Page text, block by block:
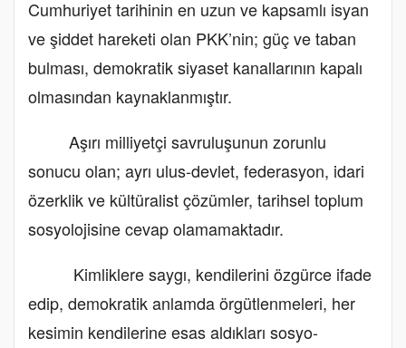
Cumhuriyet tarihinin en uzun ve kapsamlı isyan
ve şiddet hareketi olan PKK’nin; güç ve taban
bulması, demokratik siyaset kanallarının kapalı
olmasından kaynaklanmıştır.
Aşırı milliyetçi savruluşunun zorunlu
sonucu olan; ayrı ulus-devlet, federasyon, idari
özerklik ve kültüralist çözümler, tarihsel toplum
sosyolojisine cevap olamamaktadır.
Kimliklere saygı, kendilerini özgürce ifade
edip, demokratik anlamda örgütlenmeleri, her
kesimin kendilerine esas aldıkları sosyo-